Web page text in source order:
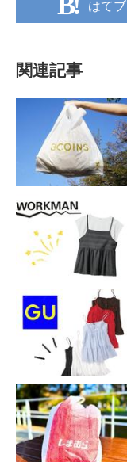
はてブ
関連記事